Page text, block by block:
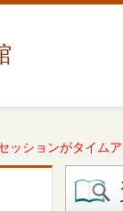
ッションがタイム